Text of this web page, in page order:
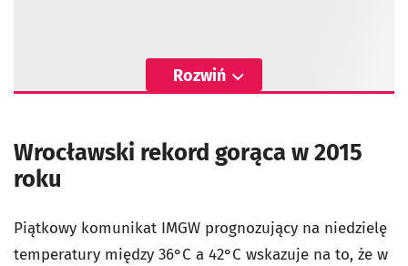
Rozwiń
Wrocławski rekord gorąca w 2015
roku
Piątkowy komunikat IMGW prognozujący na niedzielę
temperatury między 36°C a 42°C wskazuje na to, że w